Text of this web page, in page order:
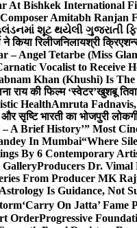
At Bishkek International
Amitabh Ranjan
લંડનમાં શૂટ થયેલી ગુજરાતી
ने किया रिलीजनिलायश्री
– Angel Tetarbe (Miss
Vocalist to
Khan (Khushi) Is
राय की फिल्म ‘स्वेटर’खुशबू
HealthAmruta
और सृष्टि भारती का भोजपुरी
A Brief History’” Most
In Mumbai“Where
By 6 Contemporary
GalleryProducers Dr.
From Producer MK
Is Guidance, Not
‘Carry On Jatta’
OrderProgressive